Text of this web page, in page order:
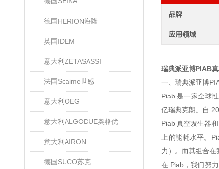
德国HERION海隆
英国IDEM
意大利ZETASASSI
法国Scaime世感
意大利OEG
意大利ALGODUE奥格优
意大利AIRON
德国SUCO苏克
品牌
应用领域
瑞典派亚博PIAB
一、瑞典派亚博
Piab 是一家全球
亿瑞典克朗。自
Piab 真空发生器
上的能耗水平。
力）。而其组合在
在 Piab，我们努